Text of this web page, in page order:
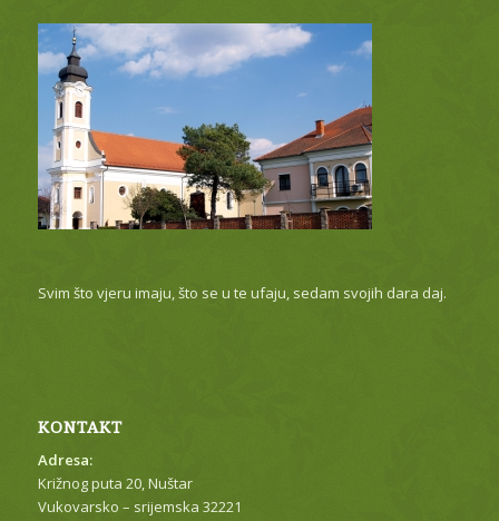
Svim što vjeru imaju, što se u te ufaju, sedam svojih dara daj.
KONTAKT
Adresa:
Križnog puta 20, Nuštar
Vukovarsko – srijemska 32221